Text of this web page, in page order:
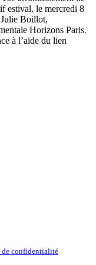
estival, le mercredi 8
Julie Boillot,
Horizons Paris.
à l’aide du lien
confidentialité